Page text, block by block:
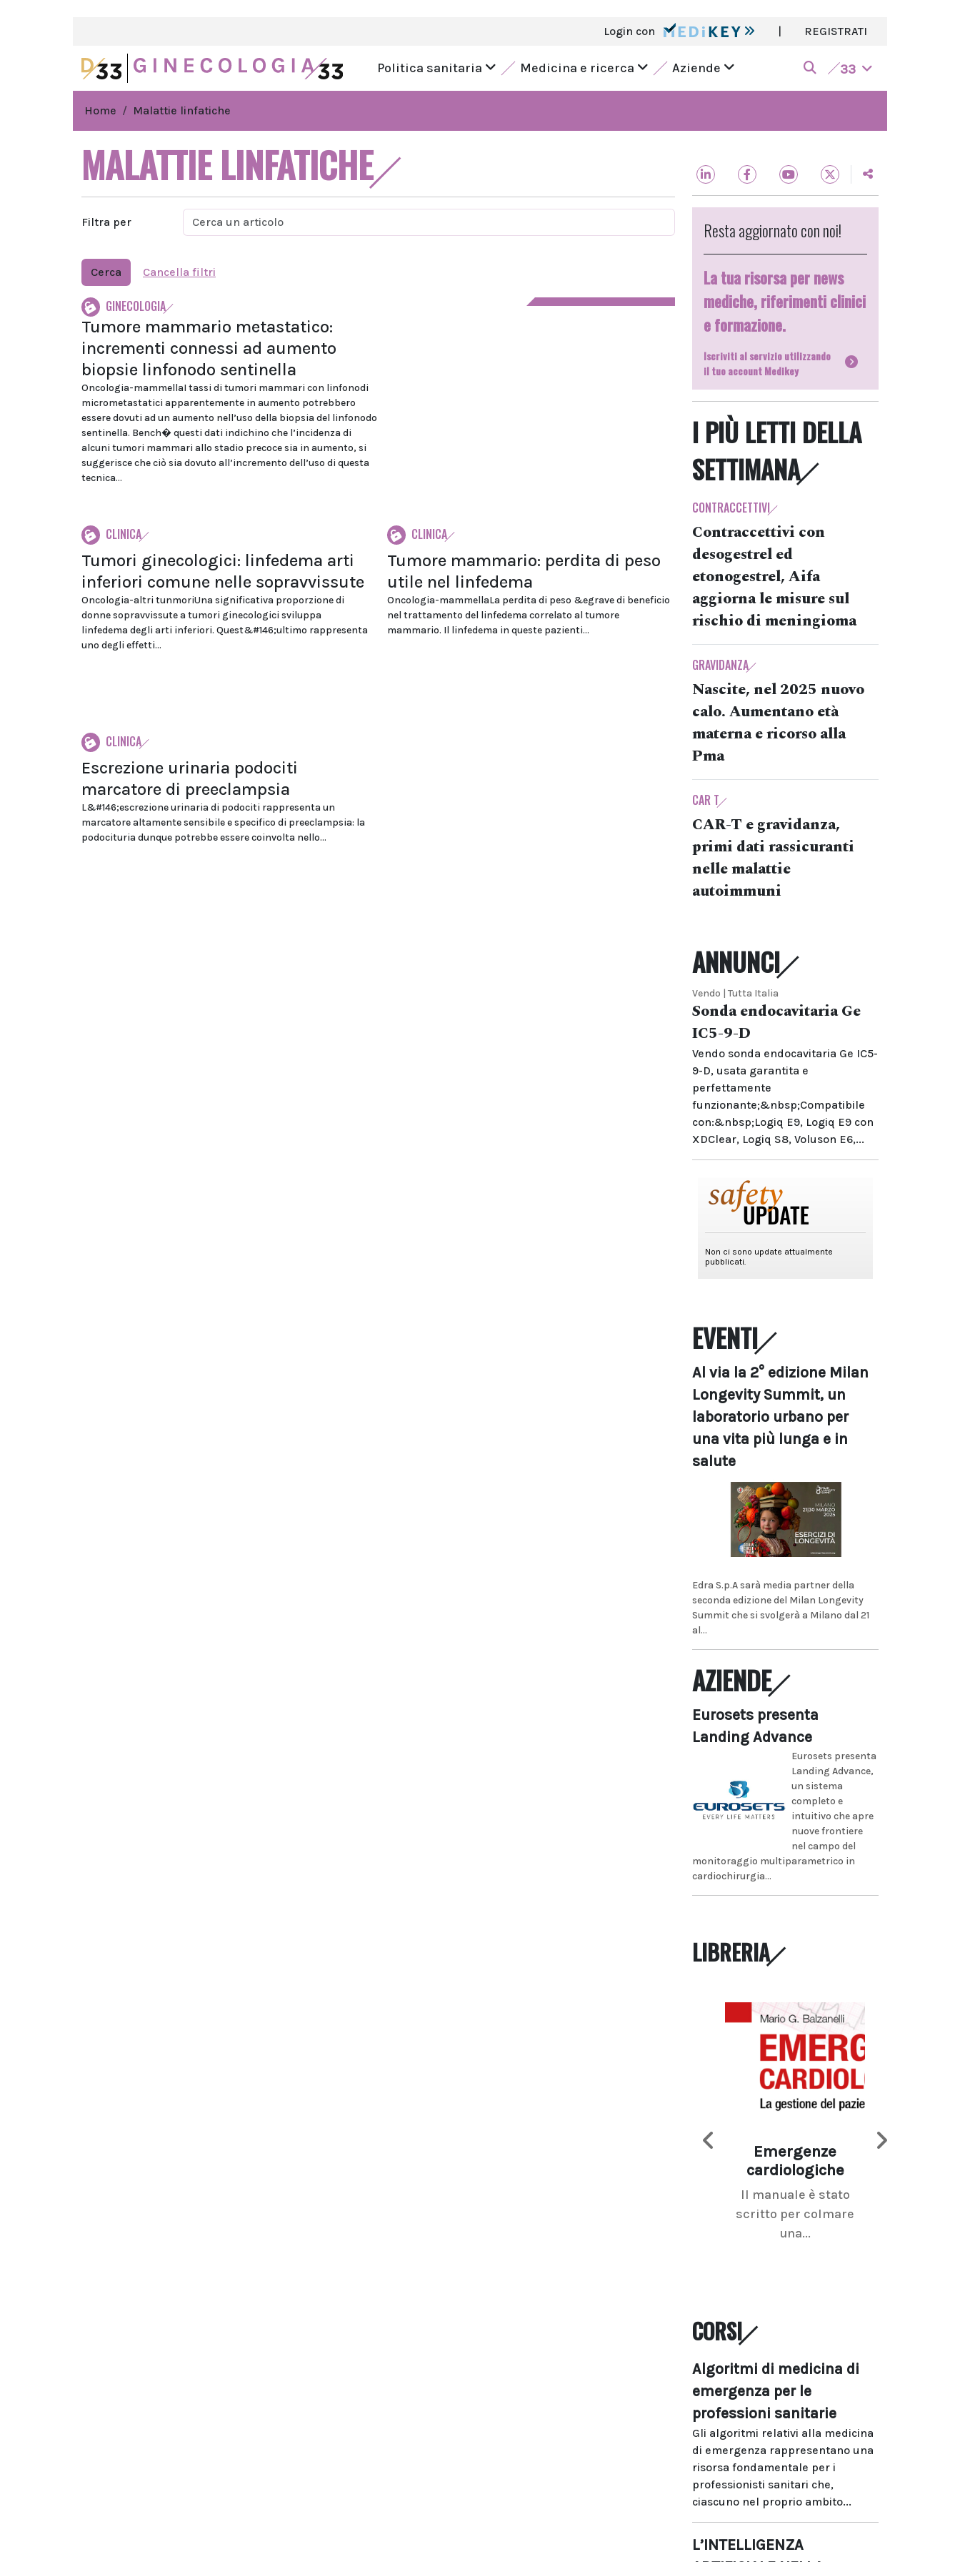
Login con | REGISTRATI
Politica sanitaria Medicina e ricerca Aziende 33
Home Malattie linfatiche
MALATTIE LINFATICHE
Filtra per
Cerca Cancella filtri
GINECOLOGIA
Tumore mammario metastatico:
incrementi connessi ad aumento
biopsie linfonodo sentinella
Oncologia-mammellaI tassi di tumori mammari con linfonodi
micrometastatici apparentemente in aumento potrebbero
essere dovuti ad un aumento nell’uso della biopsia del linfonodo
sentinella. Bench� questi dati indichino che l’incidenza di
alcuni tumori mammari allo stadio precoce sia in aumento, si
suggerisce che ciò sia dovuto all’incremento dell’uso di questa
tecnica...
CLINICA
Tumori ginecologici: linfedema arti
inferiori comune nelle sopravvissute
Oncologia-altri tunmoriUna significativa proporzione di
donne sopravvissute a tumori ginecologici sviluppa
linfedema degli arti inferiori. Quest&#146;ultimo rappresenta
uno degli effetti...
CLINICA
Tumore mammario: perdita di peso
utile nel linfedema
Oncologia-mammellaLa perdita di peso &egrave di beneficio
nel trattamento del linfedema correlato al tumore
mammario. Il linfedema in queste pazienti...
CLINICA
Escrezione urinaria podociti
marcatore di preeclampsia
L&#146;escrezione urinaria di podociti rappresenta un
marcatore altamente sensibile e specifico di preeclampsia: la
podocituria dunque potrebbe essere coinvolta nello...
Resta aggiornato con noi!
La tua risorsa per news
mediche, riferimenti clinici
e formazione.
Iscriviti al servizio utilizzando
il tuo account Medikey
I PIÙ LETTI DELLA
SETTIMANA
CONTRACCETTIVI
Contraccettivi con
desogestrel ed
etonogestrel, Aifa
aggiorna le misure sul
rischio di meningioma
GRAVIDANZA
Nascite, nel 2025 nuovo
calo. Aumentano età
materna e ricorso alla
Pma
CAR T
CAR-T e gravidanza,
primi dati rassicuranti
nelle malattie
autoimmuni
ANNUNCI
Vendo | Tutta Italia
Sonda endocavitaria Ge
IC5-9-D
Vendo sonda endocavitaria Ge IC5-
9-D, usata garantita e
perfettamente
funzionante;&nbsp;Compatibile
con:&nbsp;Logiq E9, Logiq E9 con
XDClear, Logiq S8, Voluson E6,...
EVENTI
Al via la 2° edizione Milan
Longevity Summit, un
laboratorio urbano per
una vita più lunga e in
salute
Edra S.p.A sarà media partner della
seconda edizione del Milan Longevity
Summit che si svolgerà a Milano dal 21
al...
AZIENDE
Eurosets presenta
Landing Advance
Eurosets presenta
Landing Advance,
un sistema
completo e
intuitivo che apre
nuove frontiere
nel campo del
monitoraggio multiparametrico in
cardiochirurgia...
LIBRERIA
Emergenze
cardiologiche
Il manuale è stato
scritto per colmare
una...
CORSI
Algoritmi di medicina di
emergenza per le
professioni sanitarie
Gli algoritmi relativi alla medicina
di emergenza rappresentano una
risorsa fondamentale per i
professionisti sanitari che,
ciascuno nel proprio ambito...
L’INTELLIGENZA